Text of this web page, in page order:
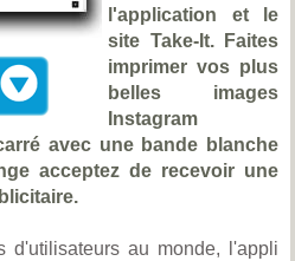
l'application et le
site Take-It. Faites
imprimer vos plus
belles images
Instagram
avec une bande blanche
acceptez de recevoir une
d'utilisateurs au monde, l'appli